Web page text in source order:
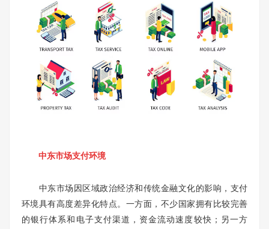
中东市场支付环境
中东市场因区域政治经济和传统金融文化的影响，支付
环境具有高度差异化特点。一方面，不少国家拥有比较完善
的银行体系和电子支付渠道，资金流动速度较快；另一方